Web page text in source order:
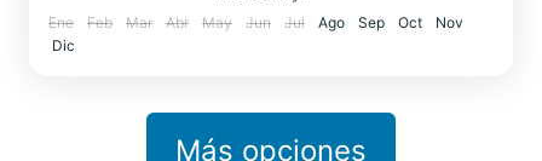
Ene Feb Mar Abr May Jun Jul Ago Sep Oct
Nov
Dic
Más opciones